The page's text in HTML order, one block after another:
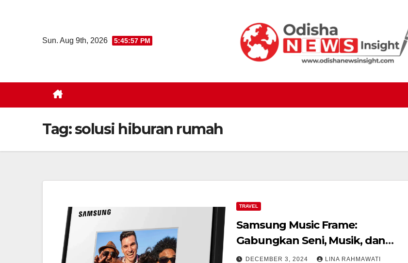
Sun. Aug 9th, 2026 5:45:58 PM
Tag:solusi hiburan rumah
TRAVEL
Samsung Music Frame:
Gabungkan Seni, Musik, dan
Teknologi
DECEMBER 3, 2024 LINA RAHMAWATI